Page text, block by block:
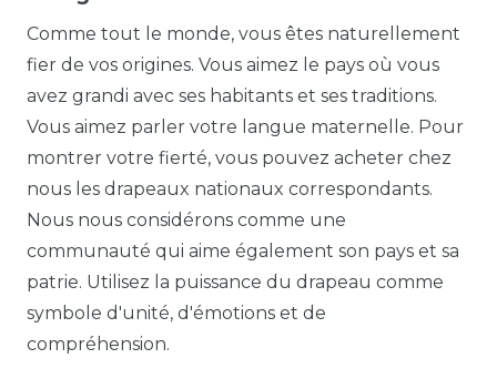
Comme tout le monde, vous êtes naturellement
fier de vos origines. Vous aimez le pays où vous
avez grandi avec ses habitants et ses traditions.
Vous aimez parler votre langue maternelle. Pour
montrer votre fierté, vous pouvez acheter chez
nous les drapeaux nationaux correspondants.
Nous nous considérons comme une
communauté qui aime également son pays et sa
patrie. Utilisez la puissance du drapeau comme
symbole d'unité, d'émotions et de
compréhension.